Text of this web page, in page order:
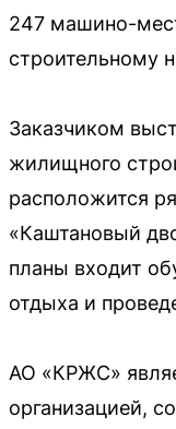
247 машино-
строительному
Заказчиком
жилищного
расположится
«Каштановый
планы входит
отдыха и
АО «КРЖС»
организацией,